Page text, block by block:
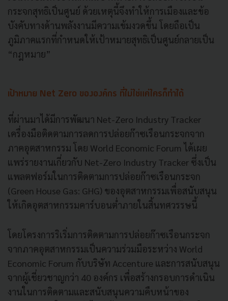
กระจกสุทธิเป็นศูนย์ ด้วยเหตุนี้จึงทำให้การเมืองและข้อ
บังคับทางด้านพลังงานมีความเข้มงวดขึ้น โดยถือเป็น
ภูมิภาคแรกที่กำหนดให้เป้าหมายสุทธิเป็นศูนย์กลายเป็น
“กฎหมาย”
เป้าหมาย Net Zero ขององค์กร ที่ไม่ใช่แค่ใครก็ทำได้
ที่ผ่านมาได้มีการพัฒนา Net-Zero Industry Tracker
เครื่องมือติดตามการลดการปล่อยก๊าซเรือนกระจกจาก
ภาคอุตสาหกรรม โดย World Economic Forum ได้เผย
แพร่รายงานเกี่ยวกับ Net-Zero Industry Tracker ซึ่งเป็น
แพลตฟอร์มในการติดตามการปล่อยก๊าซเรือนกระจก
(Green House Gas: GHG) ของอุตสาหกรรมเพื่อสนับสนุน
ให้เกิดอุตสาหกรรมคาร์บอนต่ำภายในสิ้นทศวรรษนี้
โดยโครงการริเริ่มการติดตามการปล่อยก๊าซเรือนกระจก
จากภาคอุตสาหกรรมเป็นความร่วมมือระหว่าง World
Economic Forum กับบริษัท Accenture และการสนับสนุน
จากผู้เชี่ยวชาญกว่า 40 องค์กร เพื่อสร้างกรอบการดำเนิน
งานในการติดตามและสนับสนุนความคืบหน้าของ